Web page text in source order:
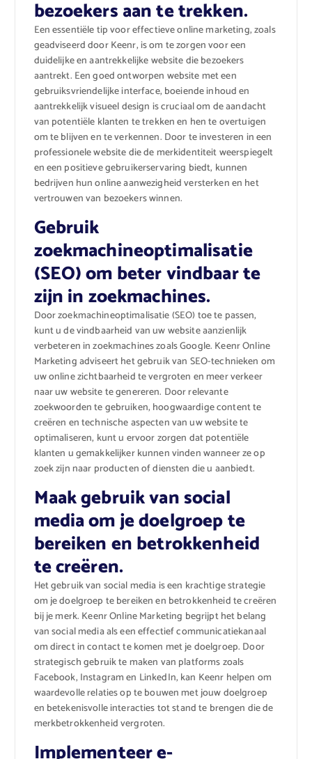
bezoekers aan te trekken.
Een essentiële tip voor effectieve online marketing, zoals
geadviseerd door Keenr, is om te zorgen voor een
duidelijke en aantrekkelijke website die bezoekers
aantrekt. Een goed ontworpen website met een
gebruiksvriendelijke interface, boeiende inhoud en
aantrekkelijk visueel design is cruciaal om de aandacht
van potentiële klanten te trekken en hen te overtuigen
om te blijven en te verkennen. Door te investeren in een
professionele website die de merkidentiteit weerspiegelt
en een positieve gebruikerservaring biedt, kunnen
bedrijven hun online aanwezigheid versterken en het
vertrouwen van bezoekers winnen.
Gebruik
zoekmachineoptimalisatie
(SEO) om beter vindbaar te
zijn in zoekmachines.
Door zoekmachineoptimalisatie (SEO) toe te passen,
kunt u de vindbaarheid van uw website aanzienlijk
verbeteren in zoekmachines zoals Google. Keenr Online
Marketing adviseert het gebruik van SEO-technieken om
uw online zichtbaarheid te vergroten en meer verkeer
naar uw website te genereren. Door relevante
zoekwoorden te gebruiken, hoogwaardige content te
creëren en technische aspecten van uw website te
optimaliseren, kunt u ervoor zorgen dat potentiële
klanten u gemakkelijker kunnen vinden wanneer ze op
zoek zijn naar producten of diensten die u aanbiedt.
Maak gebruik van social
media om je doelgroep te
bereiken en betrokkenheid
te creëren.
Het gebruik van social media is een krachtige strategie
om je doelgroep te bereiken en betrokkenheid te creëren
bij je merk. Keenr Online Marketing begrijpt het belang
van social media als een effectief communicatiekanaal
om direct in contact te komen met je doelgroep. Door
strategisch gebruik te maken van platforms zoals
Facebook, Instagram en LinkedIn, kan Keenr helpen om
waardevolle relaties op te bouwen met jouw doelgroep
en betekenisvolle interacties tot stand te brengen die de
merkbetrokkenheid vergroten.